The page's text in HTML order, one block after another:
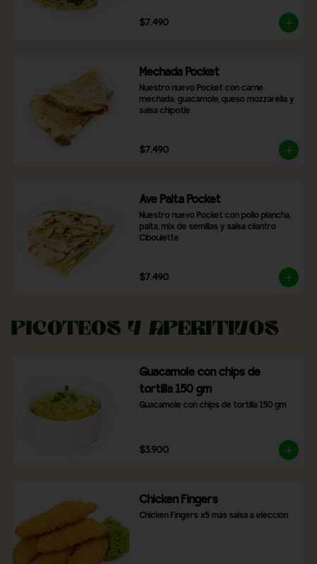
$7.490
Mechada Pocket
Nuestro nuevo Pocket con carne
mechada, guacamole, queso mozzarella y
salsa chipotle
$7.490
Ave Palta Pocket
Nuestro nuevo Pocket con pollo plancha,
palta, mix de semillas y salsa cilantro
Ciboulette
$7.490
Picoteos y Aperitivos
Guacamole con chips de
tortilla 150 gm
Guacamole con chips de tortilla 150 gm
$3.900
Chicken Fingers
Chicken Fingers x5 más salsa a elección